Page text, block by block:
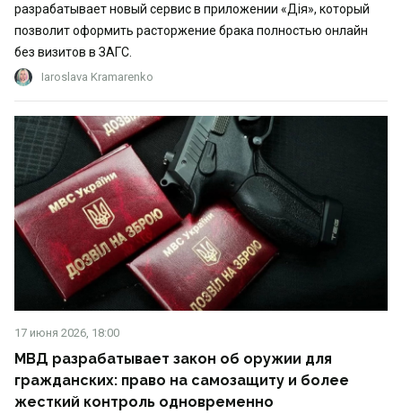
разрабатывает новый сервис в приложении «Дія», который
позволит оформить расторжение брака полностью онлайн
без визитов в ЗАГС.
Iaroslava Kramarenko
17 июня 2026, 18:00
МВД разрабатывает закон об оружии для
гражданских: право на самозащиту и более
жесткий контроль одновременно